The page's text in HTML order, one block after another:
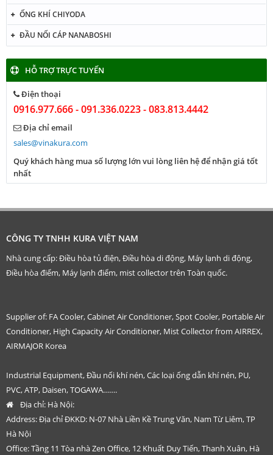
ỐNG KHÍ CHIYODA
ĐẦU NỐI CÁP NANABOSHI
HỖ TRỢ TRỰC TUYẾN
Điện thoại
0916.977.666 - 091.336.0223 - 083.813.4442
Địa chỉ email
sales@vinakura.com
Quý khách hàng mua số lượng lớn vui lòng liên hệ để nhận giá tốt
nhất
CÔNG TY TNHH KURA VIỆT NAM
Nhà cung cấp: Điều hòa tủ điện, Điều hòa di động, Máy lạnh di động,
Điều hòa điểm, Máy lạnh điểm, mist collector trên Toàn quốc.
Supplier of: FA Cooler, Cabinet Air Conditioner, Spot Cooler, Portable Air
Conditioner, High Capacity Air Conditioner, Mist Collector from AIRREX,
AIRMAJOR Korea
Industrial Equipment, Đầu nối khí nén, Các loại ống dẫn khí nén, PU,
PVC, ATP, Daisen, TOGAWA…….
Địa chỉ: Hà Nội:
Address: Địa chỉ ĐKKD: N-07 Nhà Liền Kề Trung Văn, Nam Từ Liêm, TP
Hà Nội
Office: Tầng 11 Tòa nhà Zen Office, 12 Khuất Duy Tiến, Thanh Xuân, Hà